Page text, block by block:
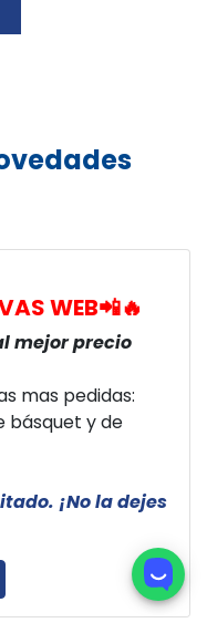
WEB📲🔥
mejor precio
mas pedidas:
básquet y de
¡No la dejes